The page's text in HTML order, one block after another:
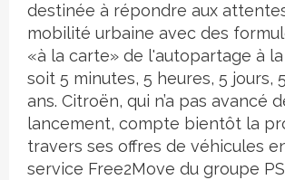
destinée à répondre aux
mobilité urbaine avec des
«à la carte» de l'autopartage à
soit 5 minutes, 5 heures, 5 jours,
ans. Citroën, qui n’a pas avancé
lancement, compte bientôt la
travers ses offres de véhicules
service Free2Move du groupe